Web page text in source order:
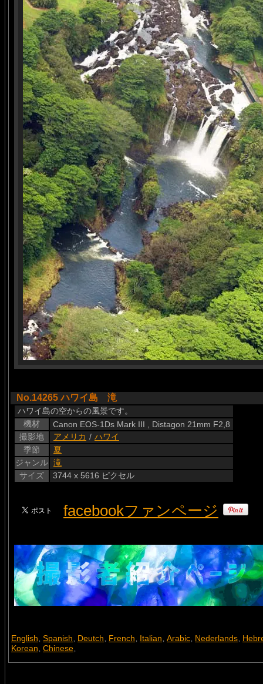
No.14265 ハワイ島 滝
ハワイ島の空からの風景です。
機材
Canon EOS-1Ds Mark III , Distagon 21mm F2,8
撮影地
アメリカ / ハワイ
季節
夏
ジャンル 滝
サイズ
3744 x 5616 ピクセル
facebookファンページ
English, Spanish, Deutch, French, Italian, Arabic, Nederlands,
Korean, Chinese,